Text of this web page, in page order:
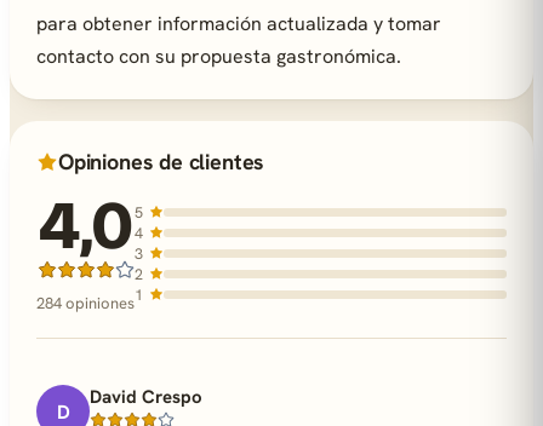
para obtener información actualizada y tomar
contacto con su propuesta gastronómica.
Opiniones de clientes
4,0
284 opiniones
5
4
3
2
1
D
David Crespo